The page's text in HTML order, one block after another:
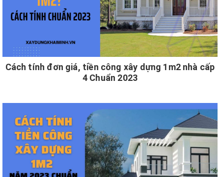
Cách tính đơn giá, tiền công xây dựng 1m2 nhà cấp
4 Chuẩn 2023